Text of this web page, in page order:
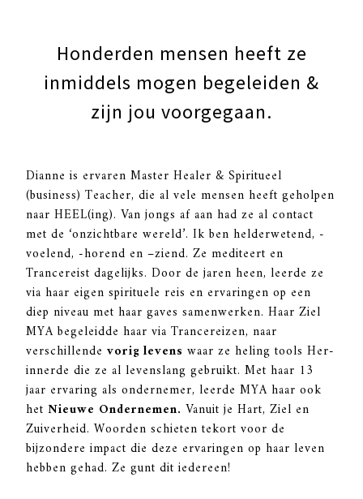
Honderden mensen heeft ze
inmiddels mogen begeleiden &
zijn jou voorgegaan.
Dianne is ervaren Master Healer & Spiritueel
(business) Teacher, die al vele mensen heeft geholpen
naar HEEL(ing). Van jongs af aan had ze al contact
met de ‘onzichtbare wereld’. Ik ben helderwetend, -
voelend, -horend en –ziend. Ze mediteert en
Trancereist dagelijks. Door de jaren heen, leerde ze
via haar eigen spirituele reis en ervaringen op een
diep niveau met haar gaves samenwerken. Haar Ziel
MYA begeleidde haar via Trancereizen, naar
verschillendevorig levens waar ze heling tools Her-
innerde die ze al levenslang gebruikt. Met haar 13
jaar ervaring als ondernemer, leerde MYA haar ook
hetNieuwe Ondernemen. Vanuit je Hart, Ziel en
Zuiverheid. Woorden schieten tekort voor de
bijzondere impact die deze ervaringen op haar leven
hebben gehad. Ze gunt dit iedereen!